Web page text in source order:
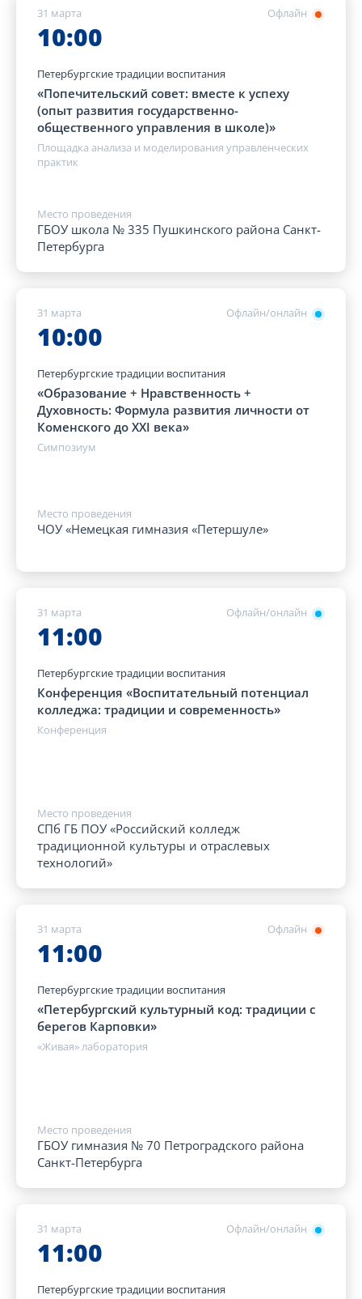
Офлайн
31 марта
10:00
Петербургские традиции воспитания
«Попечительский совет: вместе к успеху
(опыт развития государственно-
общественного управления в школе)»
Площадка анализа и моделирования управленческих
практик
Место проведения
ГБОУ школа № 335 Пушкинского района Санкт-
Петербурга
Офлайн/онлайн
31 марта
10:00
Петербургские традиции воспитания
«Образование + Нравственность +
Духовность: Формула развития личности от
Коменского до XXI века»
Симпозиум
Место проведения
ЧОУ «Немецкая гимназия «Петершуле»
Офлайн/онлайн
31 марта
11:00
Петербургские традиции воспитания
Конференция «Воспитательный потенциал
колледжа: традиции и современность»
Конференция
Место проведения
СПб ГБ ПОУ «Российский колледж
традиционной культуры и отраслевых
технологий»
Офлайн
31 марта
11:00
Петербургские традиции воспитания
«Петербургский культурный код: традиции с
берегов Карповки»
«Живая» лаборатория
Место проведения
ГБОУ гимназия № 70 Петроградского района
Санкт-Петербурга
Офлайн/онлайн
31 марта
11:00
Петербургские традиции воспитания